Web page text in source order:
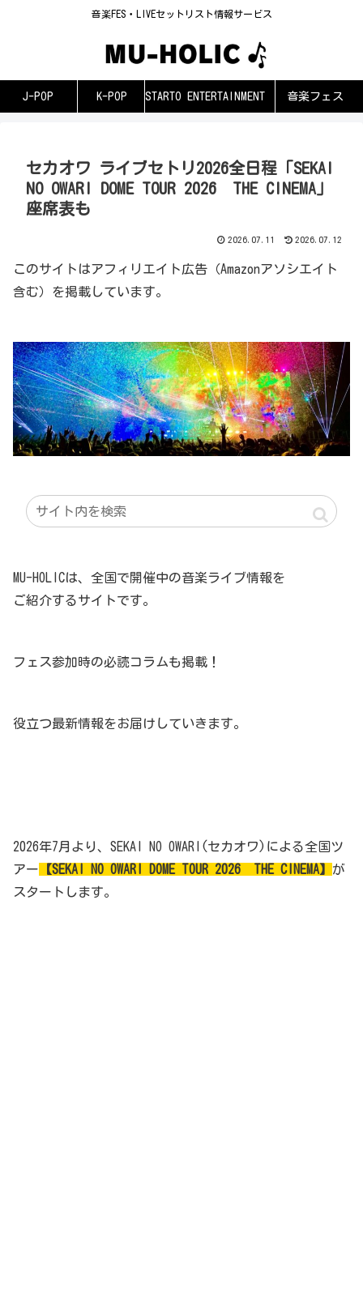
音楽FES・LIVEセットリスト情報サービス
J-POP K-POP STARTO ENTERTAINMENT 音楽フェス
セカオワ ライブセトリ2026全日程「SEKAI
NO OWARI DOME TOUR 2026 THE CINEMA」
座席表も
2026.07.11 2026.07.12
このサイトはアフィリエイト広告（Amazonアソシエイト
含む）を掲載しています。
MU-HOLICは、全国で開催中の音楽ライブ情報を
ご紹介するサイトです。
フェス参加時の必読コラムも掲載！
役立つ最新情報をお届けしていきます。
2026年7月より、SEKAI NO OWARI(セカオワ)による全国ツ
アー 【SEKAI NO OWARI DOME TOUR 2026 THE CINEMA】 が
スタートします。